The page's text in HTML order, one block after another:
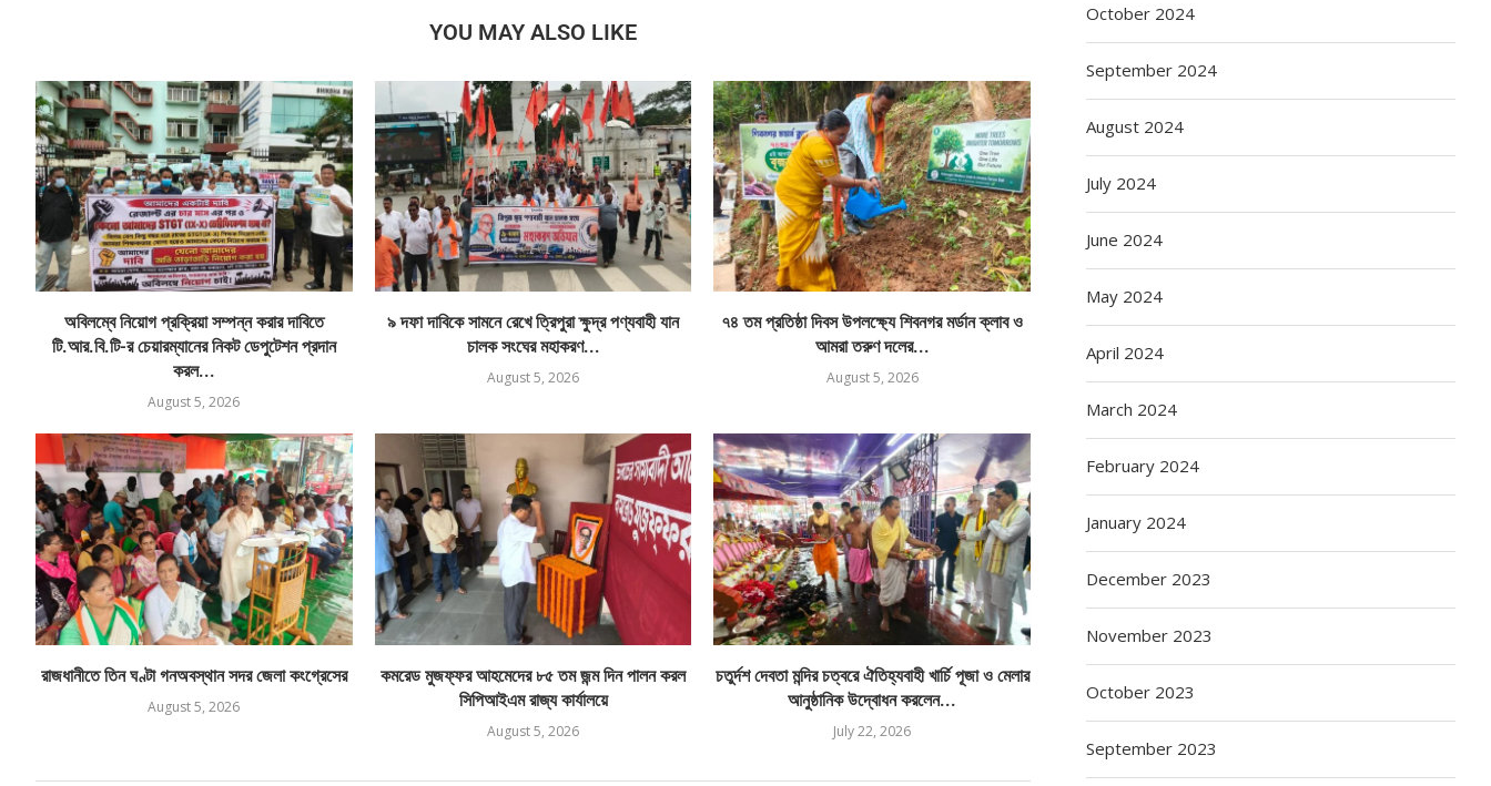
YOU MAY ALSO LIKE
অবিলম্বে নিয়োগ প্রক্রিয়া সম্পন্ন করার দাবিতে
টি.আর.বি.টি-র চেয়ারম্যানের নিকট ডেপুটেশন প্রদান
করল...
August 5, 2026
৯ দফা দাবিকে সামনে রেখে ত্রিপুরা ক্ষুদ্র পণ্যবাহী যান
চালক সংঘের মহাকরণ...
August 5, 2026
৭৪ তম প্রতিষ্ঠা দিবস উপলক্ষ্যে শিবনগর মর্ডান ক্লাব ও
আমরা তরুণ দলের...
August 5, 2026
রাজধানীতে তিন ঘণ্টা গনঅবস্থান সদর জেলা কংগ্রেসের
August 5, 2026
কমরেড মুজফ্ফর আহমেদের ৮৫ তম জন্ম দিন পালন করল
সিপিআইএম রাজ্য কার্যালয়ে
August 5, 2026
চতুর্দশ দেবতা মন্দির চত্বরে ঐতিহ্যবাহী খার্চি পূজা ও মেলার
আনুষ্ঠানিক উদ্বোধন করলেন...
July 22, 2026
October 2024
September 2024
August 2024
July 2024
June 2024
May 2024
April 2024
March 2024
February 2024
January 2024
December 2023
November 2023
October 2023
September 2023